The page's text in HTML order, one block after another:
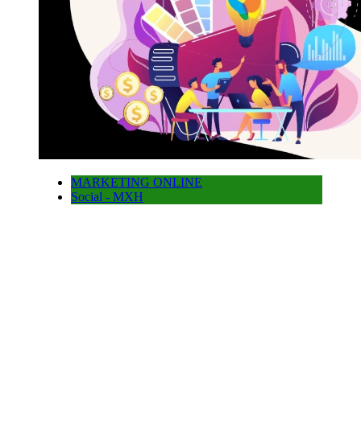
MARKETING ONLINE
Social - MXH